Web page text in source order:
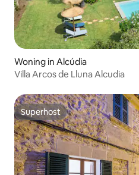
Woning in Alcúdia
Villa Arcos de Lluna Alcudia
Superhost
Superhost